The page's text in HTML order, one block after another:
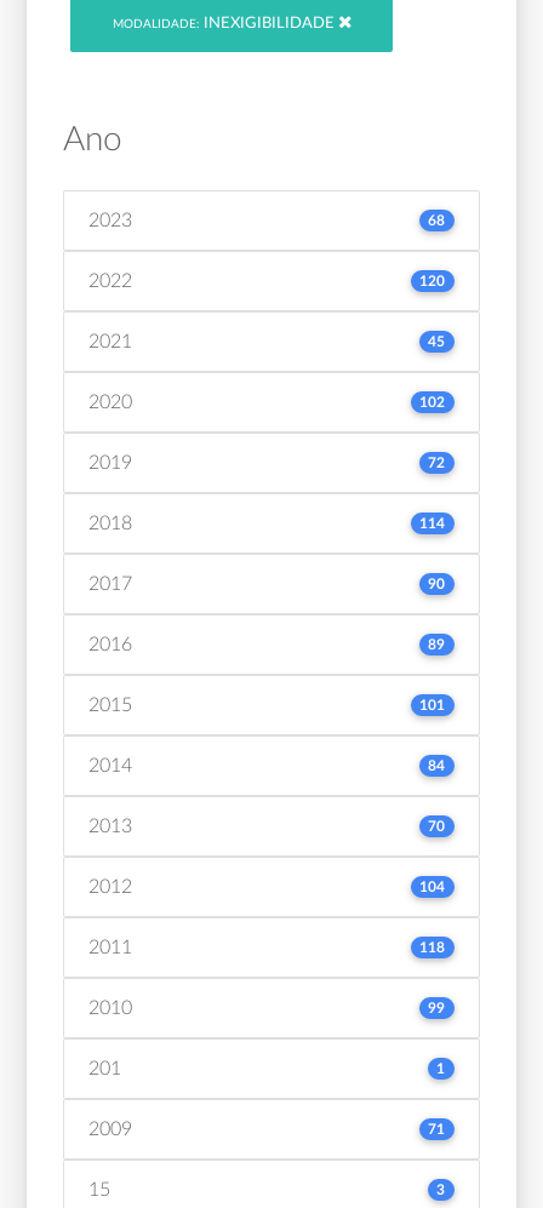
MODALIDADE: INEXIGIBILIDADE
Ano
2023 68
2022 120
2021 45
2020 102
2019 72
2018 114
2017 90
2016 89
2015 101
2014 84
2013 70
2012 104
2011 118
2010 99
201 1
2009 71
15 3